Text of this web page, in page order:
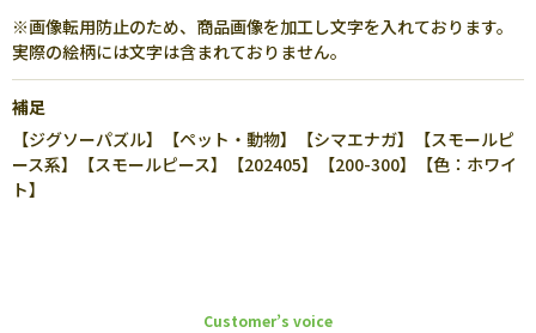
※画像転用防止のため、商品画像を加工し文字を入れております。
実際の絵柄には文字は含まれておりません。
補足
【ジグソーパズル】【ペット・動物】【シマエナガ】【スモールピ
ース系】【スモールピース】【202405】【200-300】【色：ホワイ
ト】
Customer’s voice